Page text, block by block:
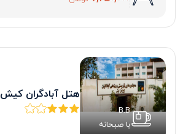
B.B
با صبحانه
هتل آبادگران کیش